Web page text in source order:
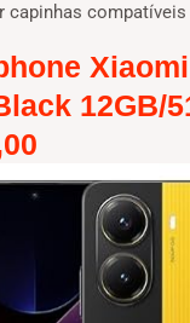
capinhas compatíveis
12GB/